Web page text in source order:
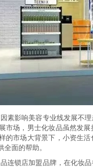
素影响美容专业线发展不
市场，男士化妆品虽然发
的市场大背景下，小资生
面的帮助。
连锁店加盟品牌，在化妆